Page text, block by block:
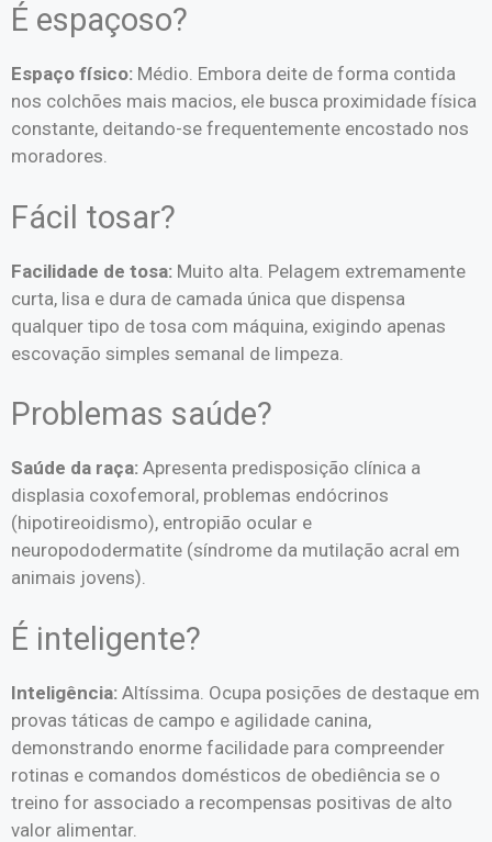
É espaçoso?
Espaço físico: Médio. Embora deite de forma contida
nos colchões mais macios, ele busca proximidade física
constante, deitando-se frequentemente encostado nos
moradores.
Fácil tosar?
Facilidade de tosa: Muito alta. Pelagem extremamente
curta, lisa e dura de camada única que dispensa
qualquer tipo de tosa com máquina, exigindo apenas
escovação simples semanal de limpeza.
Problemas saúde?
Saúde da raça: Apresenta predisposição clínica a
displasia coxofemoral, problemas endócrinos
(hipotireoidismo), entropião ocular e
neuropododermatite (síndrome da mutilação acral em
animais jovens).
É inteligente?
Inteligência: Altíssima. Ocupa posições de destaque em
provas táticas de campo e agilidade canina,
demonstrando enorme facilidade para compreender
rotinas e comandos domésticos de obediência se o
treino for associado a recompensas positivas de alto
valor alimentar.